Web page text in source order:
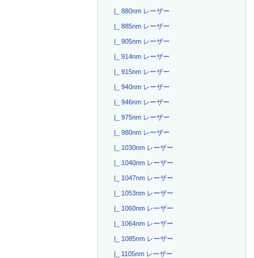
|_ 880nm レーザー
|_ 885nm レーザー
|_ 905nm レーザー
|_ 914nm レーザー
|_ 915nm レーザー
|_ 940nm レーザー
|_ 946nm レーザー
|_ 975nm レーザー
|_ 980nm レーザー
|_ 1030nm レーザー
|_ 1040nm レーザー
|_ 1047nm レーザー
|_ 1053nm レーザー
|_ 1060nm レーザー
|_ 1064nm レーザー
|_ 1085nm レーザー
|_ 1105nm レーザー